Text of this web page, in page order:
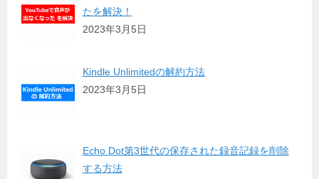
たを解決！
2023年3月5日
Kindle Unlimitedの解約方法
2023年3月5日
Echo Dot第3世代の保存された録音記録を削除
する方法